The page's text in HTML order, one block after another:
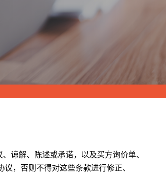
系统组件
重型起重解决方案
Hytec 工件夹持
制造业
谅解、陈述或承诺，以及买方询价单、
，否则不得对这些条款进行修正、